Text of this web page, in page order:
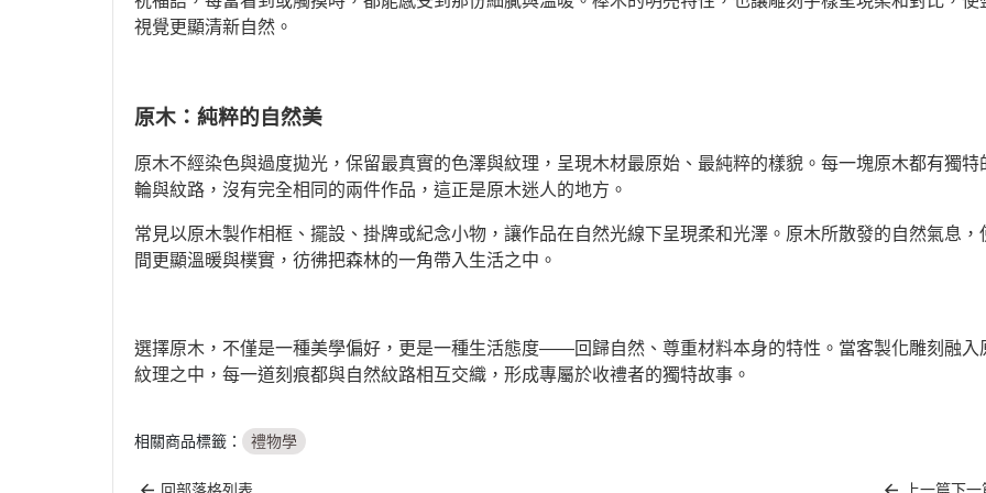
視覺更顯清新自然。
原木：純粹的自然美
原木不經染色與過度拋光，保留最真實的色澤與紋理，呈現木材最原始、最純粹的樣貌。每一塊原木都有獨特
輪與紋路，沒有完全相同的兩件作品，這正是原木迷人的地方。
常見以原木製作相框、擺設、掛牌或紀念小物，讓作品在自然光線下呈現柔和光澤。原木所散發的自然氣息，
間更顯溫暖與樸實，彷彿把森林的一角帶入生活之中。
選擇原木，不僅是一種美學偏好，更是一種生活態度——回歸自然、尊重材料本身的特性。當客製化雕刻融入
紋理之中，每一道刻痕都與自然紋路相互交織，形成專屬於收禮者的獨特故事。
相關商品標籤： 禮物學
回部落格列表 上一篇下一